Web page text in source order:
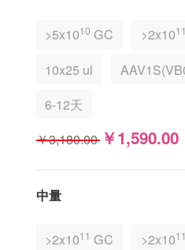
>5x1010 GC >2x1011
10x25 ul
6-12天
￥3,180.00 ￥1,590.00
中量
>2x1011 GC >2x1011